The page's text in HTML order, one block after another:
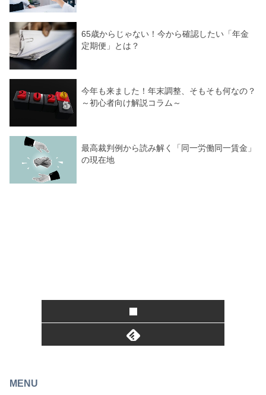
65歳からじゃない！今から確認したい「年金
定期便」とは？
今年も来ました！年末調整、そもそも何なの？
～初心者向け解説コラム～
最高裁判例から読み解く「同一労働同一賃金」
の現在地
MENU